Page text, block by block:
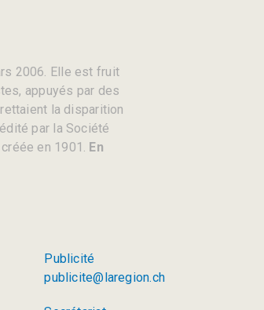
2006. Elle est fruit
appuyés par des
la disparition
par la Société
en 1901. En
Publicité
publicite@laregion.ch